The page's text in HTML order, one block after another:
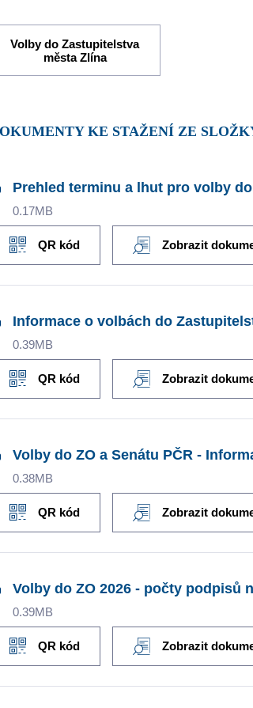
Volby do Zastupitelstva
města Zlína
DOKUMENTY KE STAŽENÍ ZE
Prehled terminu a lhut pro volby
0.17MB
QR kód Zobrazit
Informace o volbách do
0.39MB
QR kód Zobrazit
Volby do ZO a Senátu PČR -
0.38MB
QR kód Zobrazit
Volby do ZO 2026 - počty podpisů
0.39MB
QR kód Zobrazit